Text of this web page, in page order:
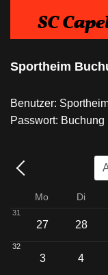
Sportheim
Benutzer:
Passwort: Buchung
Mo Di
31
27 28
32
3 4